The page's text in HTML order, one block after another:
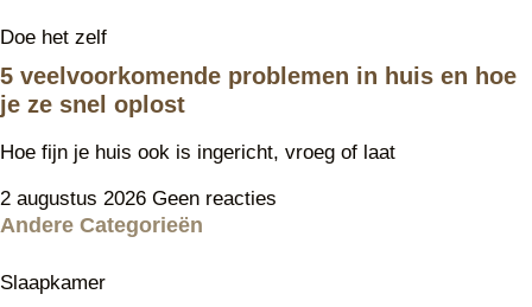
Doe het zelf
5 veelvoorkomende problemen in huis en hoe
je ze snel oplost
Hoe fijn je huis ook is ingericht, vroeg of laat
2 augustus 2026 Geen reacties
Andere Categorieën
Slaapkamer